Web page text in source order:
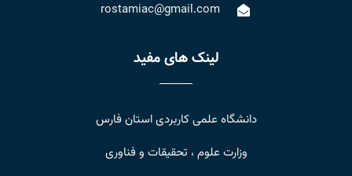
rostamiac@gmail.com
لینک های مفید
دانشگاه علمی کاربردی استان فارس
وزارت علوم ، تحقیقات و فناوری